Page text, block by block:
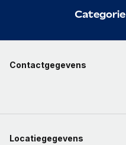
Categorie
Contactgegevens
Locatiegegevens